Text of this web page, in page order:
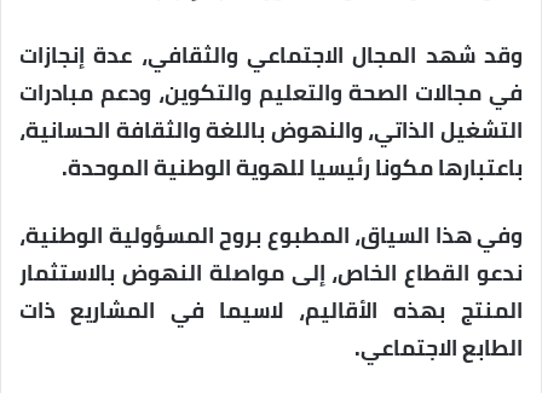
وقد شهد المجال الاجتماعي والثقافي، عدة إنجازات
في مجالات الصحة والتعليم والتكوين، ودعم مبادرات
التشغيل الذاتي، والنهوض باللغة والثقافة الحسانية،
باعتبارها مكونا رئيسيا للهوية الوطنية الموحدة.
وفي هذا السياق، المطبوع بروح المسؤولية الوطنية،
ندعو القطاع الخاص، إلى مواصلة النهوض بالاستثمار
المنتج بهذه الأقاليم، لاسيما في المشاريع ذات
الطابع الاجتماعي.